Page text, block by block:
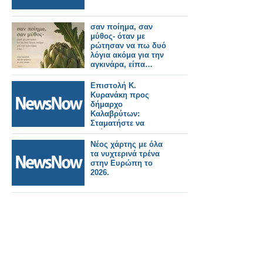
σαν ποίημα, σαν
μύθος- όταν με
ρώτησαν να πω δυό
λόγια ακόμα για την
αγκινάρα, είπα…
Επιστολή Κ.
Κυρανάκη προς
δήμαρχο
Καλαβρύτων:
Σταματήστε να
κρύβεστε και
υπογράψτε για να
ανοίξει ξανά ο
Οδοντωτός.
Νέος χάρτης με όλα
τα νυχτερινά τρένα
στην Ευρώπη το
2026.